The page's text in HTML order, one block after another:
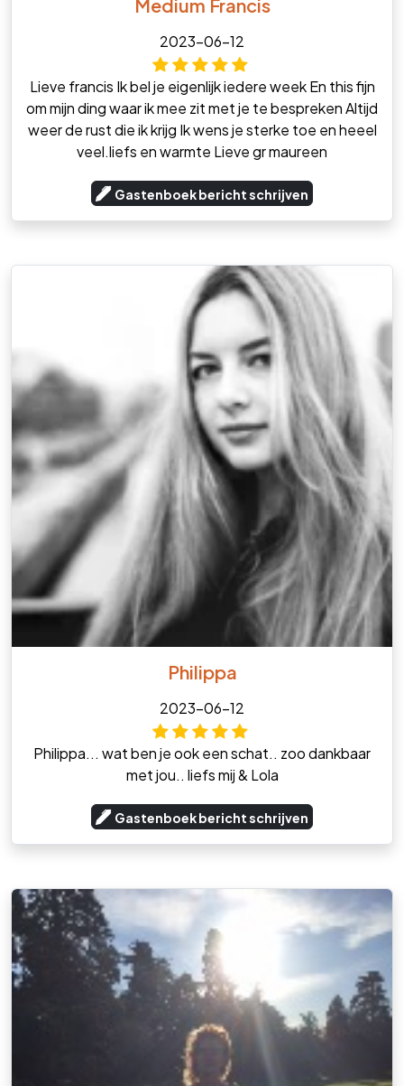
Medium Francis
2023-06-12
Lieve francis Ik bel je eigenlijk iedere week En this fijn
om mijn ding waar ik mee zit met je te bespreken Altijd
weer de rust die ik krijg Ik wens je sterke toe en heeel
veel.liefs en warmte Lieve gr maureen
Gastenboek bericht schrijven
Philippa
2023-06-12
Philippa... wat ben je ook een schat.. zoo dankbaar
met jou.. liefs mij & Lola
Gastenboek bericht schrijven